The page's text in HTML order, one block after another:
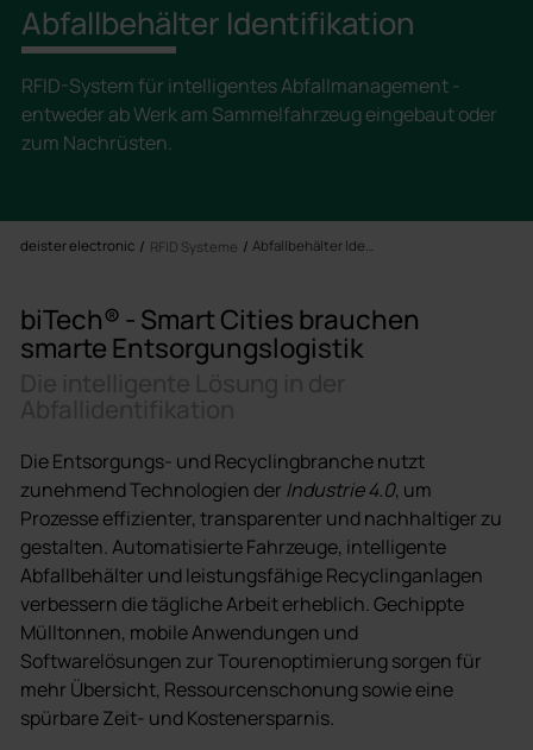
Abfallbehälter Identifikation
RFID-System für intelligentes Abfallmanagement -
entweder ab Werk am Sammelfahrzeug eingebaut oder
zum Nachrüsten.
deister electronic RFID Systeme Abfallbehälter Identifikation
biTech® - Smart Cities brauchen
smarte Entsorgungslogistik
Die Entsorgungs- und Recyclingbranche nutzt
zunehmend Technologien der Industrie 4.0, um
Prozesse effizienter, transparenter und nachhaltiger zu
gestalten. Automatisierte Fahrzeuge, intelligente
Abfallbehälter und leistungsfähige Recyclinganlagen
verbessern die tägliche Arbeit erheblich. Gechippte
Mülltonnen, mobile Anwendungen und
Softwarelösungen zur Tourenoptimierung sorgen für
mehr Übersicht, Ressourcenschonung sowie eine
spürbare Zeit- und Kostenersparnis.